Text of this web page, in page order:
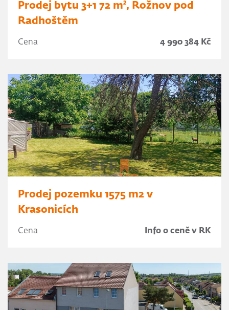
Prodej bytu 3+1 72 m², Rožnov pod
Radhoštěm
Cena 4 990 384 Kč
Prodej pozemku 1575 m2 v
Krasonicích
Cena Info o ceně v RK